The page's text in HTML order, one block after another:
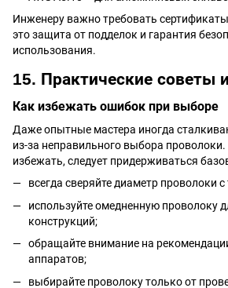
Инженеру важно требовать
это защита от подделок и гарантия
использования.
15. Практические советы
Как избежать ошибок при выборе
Даже опытные мастера иногда
из-за неправильного выбора
избежать, следует придерживаться
всегда сверяйте диаметр проволоки
используйте омедненную проволоку
конструкций;
обращайте внимание на
аппаратов;
выбирайте проволоку только от